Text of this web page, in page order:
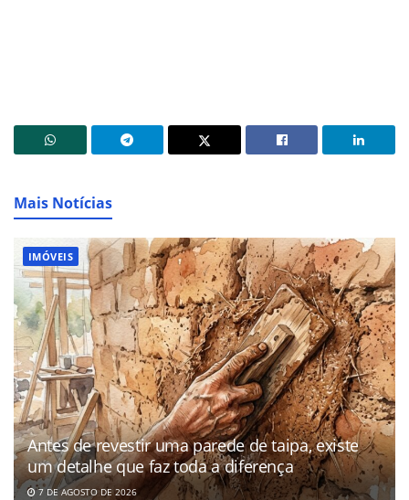
Mais Notícias
IMÓVEIS
Antes de revestir uma parede de taipa, existe
um detalhe que faz toda a diferença
7 DE AGOSTO DE 2026